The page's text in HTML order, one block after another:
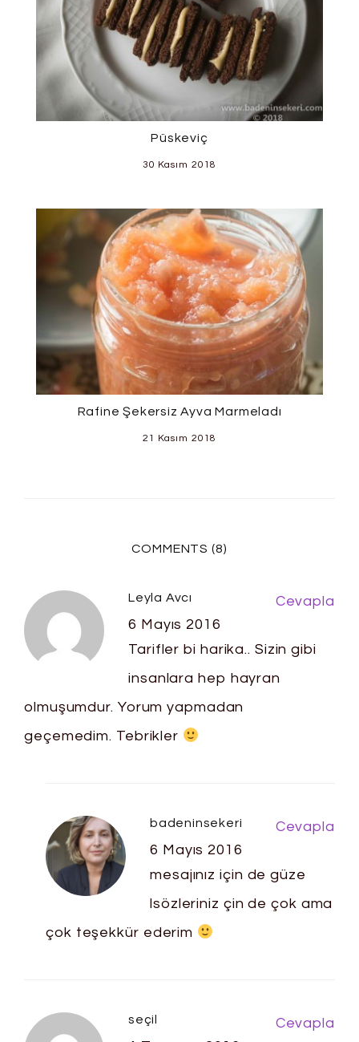
Püskeviç
30 Kasım 2018
Rafine Şekersiz Ayva Marmeladı
21 Kasım 2018
COMMENTS (8)
Leyla Avcı
6 Mayıs 2016
Tarifler bi harika.. Sizin gibi
insanlara hep hayran
olmuşumdur. Yorum yapmadan
geçemedim. Tebrikler
Cevapla
badeninsekeri
6 Mayıs 2016
mesajınız için de güze
lsözleriniz çin de çok ama
çok teşekkür ederim
Cevapla
seçil Cevapla